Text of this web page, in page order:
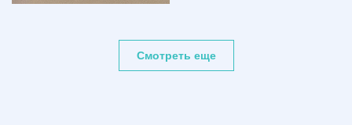
Смотреть еще